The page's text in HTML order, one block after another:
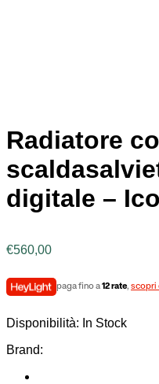
Radiatore
digitale –
€560,00
paga fino a12 rate, scopri
Disponibilità: In Stock
Brand: